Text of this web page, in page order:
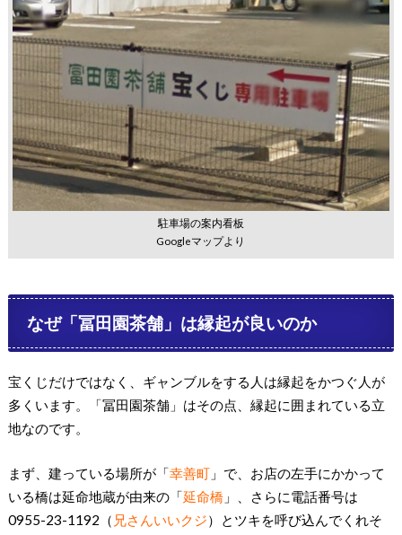
駐車場の案内看板
Googleマップより
なぜ「冨田園茶舗」は縁起が良いのか
宝くじだけではなく、ギャンブルをする人は縁起をかつぐ人が
多くいます。「冨田園茶舗」はその点、縁起に囲まれている立
地なのです。
まず、建っている場所が「幸善町」で、お店の左手にかかって
いる橋は延命地蔵が由来の「延命橋」、さらに電話番号は
0955-23-1192（ 兄さんいいクジ）とツキを呼び込んでくれそ